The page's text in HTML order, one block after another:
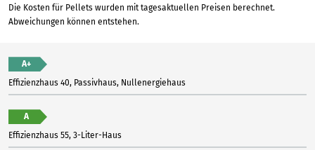
Die Kosten für Pellets wurden mit tagesaktuellen Preisen berechnet.
Abweichungen können entstehen.
A+
Effizienzhaus 40, Passivhaus, Nullenergiehaus
A
Effizienzhaus 55, 3-Liter-Haus